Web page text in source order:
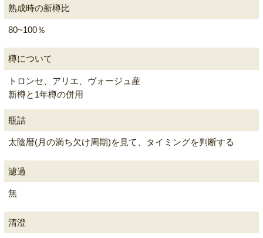
熟成時の新樽比
80~100％
樽について
トロンセ、アリエ、ヴォージュ産
新樽と1年樽の併用
瓶詰
太陰暦(月の満ち欠け周期)を見て、タイミングを判断する
濾過
無
清澄